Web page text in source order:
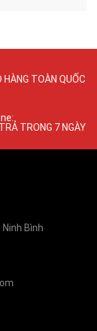
HÀNG TOÀN QUỐC
TRONG 7 NGÀY
Bình